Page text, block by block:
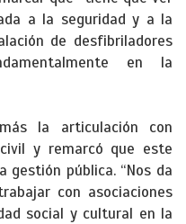
a la seguridad y a la
de desfibriladores
en la
la articulación con
y remarcó que este
pública. “Nos da
con asociaciones
social y cultural en la